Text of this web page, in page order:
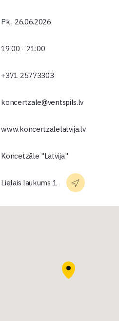
Pk., 26.06.2026
19:00 - 21:00
+371 25773303
koncertzale@ventspils.lv
www.koncertzalelatvija.lv
Koncetzāle "Latvija"
Lielais laukums 1